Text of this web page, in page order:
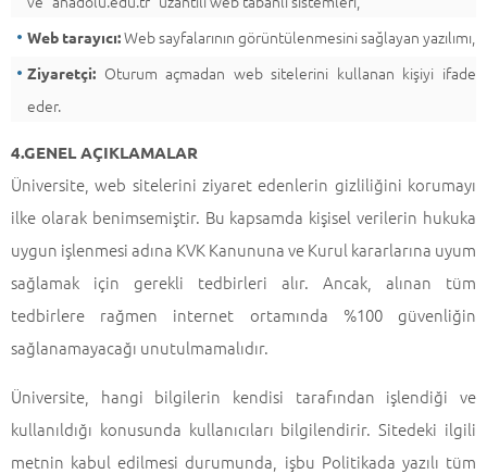
Web tarayıcı:Web sayfalarının görüntülenmesini sağlayan yazılımı,
Ziyaretçi: Oturum açmadan web sitelerini kullanan kişiyi ifade
eder.
4.GENEL AÇIKLAMALAR
Üniversite, web sitelerini ziyaret edenlerin gizliliğini korumayı
ilke olarak benimsemiştir. Bu kapsamda kişisel verilerin hukuka
uygun işlenmesi adına KVK Kanununa ve Kurul kararlarına uyum
sağlamak için gerekli tedbirleri alır. Ancak, alınan tüm
tedbirlere rağmen internet ortamında %100 güvenliğin
sağlanamayacağı unutulmamalıdır.
Üniversite, hangi bilgilerin kendisi tarafından işlendiği ve
kullanıldığı konusunda kullanıcıları bilgilendirir. Sitedeki ilgili
metnin kabul edilmesi durumunda, işbu Politikada yazılı tüm